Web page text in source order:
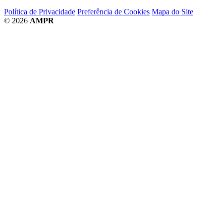
Política de Privacidade Preferência de Cookies Mapa do Site
© 2026 AMPR